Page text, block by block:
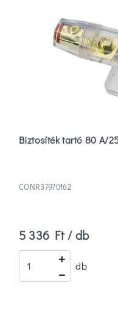
Biztosíték tartó 80 A/
CONR37970162
5 336 Ft / db
db